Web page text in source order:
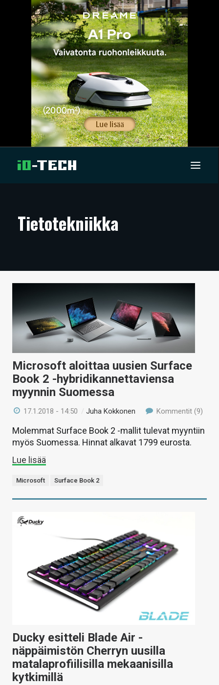
ARTIKKELIT
TECHBBS
HINTA.FI
KAUPPA
VAIHDA TEEMA
Tietotekniikka
Microsoft aloittaa uusien Surface
Book 2 -hybridikannettaviensa
myynnin Suomessa
17.1.2018 - 14:50 /Juha Kokkonen Kommentit (9)
Molemmat Surface Book 2 -mallit tulevat myyntiin
myös Suomessa. Hinnat alkavat 1799 eurosta.
Lue lisää
Microsoft Surface Book 2
Ducky esitteli Blade Air -
näppäimistön Cherryn uusilla
matalaprofiilisilla mekaanisilla
kytkimillä